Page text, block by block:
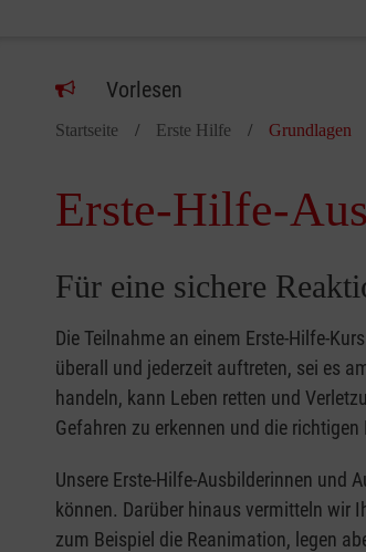
Vorlesen
Startseite Erste Hilfe Grundlagen
Erste-Hilfe-
Für eine sichere
Die Teilnahme an einem Erste-Hilfe-
überall und jederzeit auftreten, sei es
handeln, kann Leben retten und
Gefahren zu erkennen und die
Unsere Erste-Hilfe-Ausbilderinnen und
können. Darüber hinaus vermitteln wir
zum Beispiel die Reanimation, legen